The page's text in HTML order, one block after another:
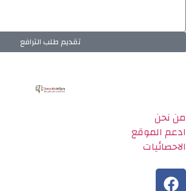
تقديم طلب الترافع
من نحن
ادعم الموقع
الاحصائيات